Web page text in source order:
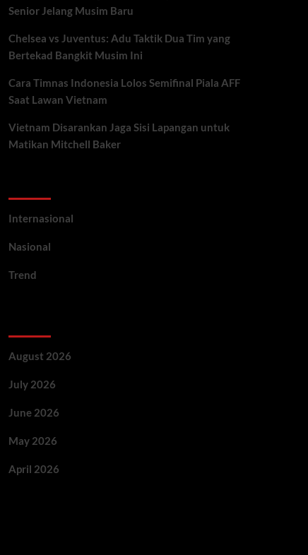
Senior Jelang Musim Baru
Chelsea vs Juventus: Adu Taktik Dua Tim yang
Bertekad Bangkit Musim Ini
Cara Timnas Indonesia Lolos Semifinal Piala AFF
Saat Lawan Vietnam
Vietnam Disarankan Jaga Sisi Lapangan untuk
Matikan Mitchell Baker
Internasional
Nasional
Trend
August 2026
July 2026
June 2026
May 2026
April 2026